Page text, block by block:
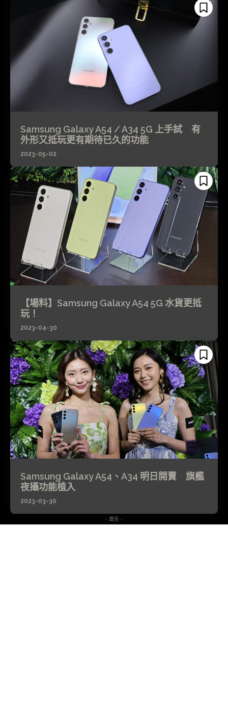
Samsung Galaxy A54 / A34 5G 上手試 有
外形又抵玩更有期待已久的功能
2023-05-02
【場料】Samsung Galaxy A54 5G 水貨更抵
玩！
2023-04-30
Samsung Galaxy A54、A34 明日開賣 旗艦
夜攝功能植入
2023-03-30
- 廣告 -